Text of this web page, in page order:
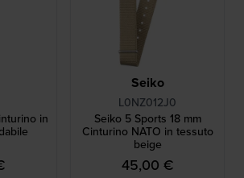
in
Seiko
L0NZ012J0
Seiko 5 Sports 18 mm
Cinturino NATO in tessuto
beige
45,00 €